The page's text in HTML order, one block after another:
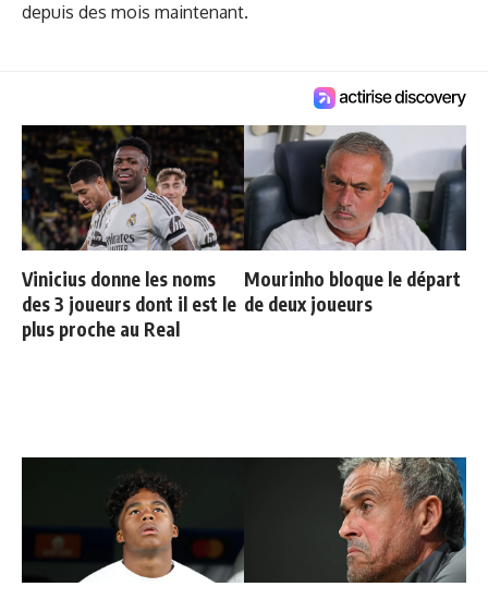
depuis des mois maintenant.
Vinicius donne les noms
des 3 joueurs dont il est le
plus proche au Real
Mourinho bloque le départ
de deux joueurs